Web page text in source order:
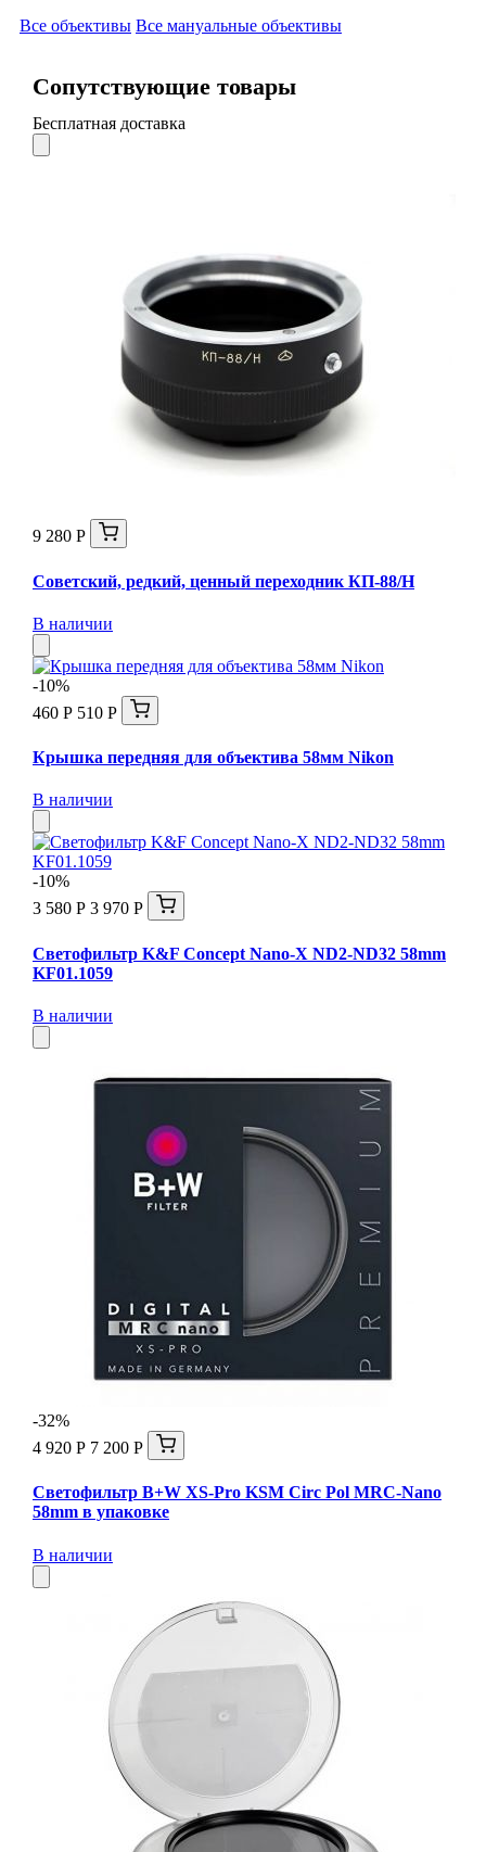
Все объективы Все мануальные объективы
Сопутствующие товары
Бесплатная доставка
9 280 Р
Советский, редкий, ценный переходник КП-88/Н
В наличии
-10%
460 Р 510 Р
Крышка передняя для объектива 58мм Nikon
В наличии
-10%
3 580 Р 3 970 Р
Светофильтр K&F Concept Nano-X ND2-ND32 58mm
KF01.1059
В наличии
-32%
4 920 Р 7 200 Р
Светофильтр B+W XS-Pro KSM Circ Pol MRC-Nano
58mm в упаковке
В наличии